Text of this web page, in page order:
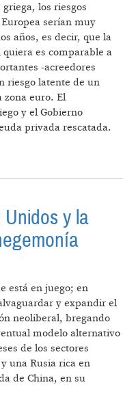
los riesgos
serían muy
años, es decir, que la
quiera es comparable a
-acreedores
riesgo latente de un
zona euro. El
y el Gobierno
privada rescatada.
y la
está en juego; en
y expandir el
neoliberal, bregando
modelo alternativo
de los sectores
una Rusia rica en
de China, en su